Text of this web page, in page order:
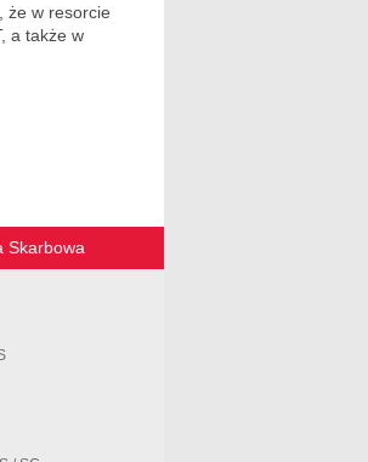
że w resorcie
a także w
Skarbowa